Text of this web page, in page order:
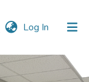
Log In (current)